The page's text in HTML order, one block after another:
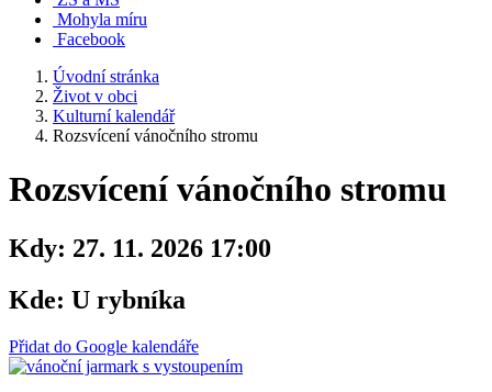
Mohyla míru
Facebook
Úvodní stránka
Život v obci
Kulturní kalendář
Rozsvícení vánočního stromu
Rozsvícení vánočního stromu
Kdy: 27. 11. 2026 17:00
Kde: U rybníka
Přidat do Google kalendáře